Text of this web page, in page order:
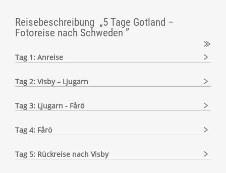
Reisebeschreibung „5 Tage Gotland –
Fotoreise nach Schweden ”
Tag 1: Anreise
Tag 2: Visby – Ljugarn
Tag 3: Ljugarn - Fårö
Tag 4: Fårö
Tag 5: Rückreise nach Visby